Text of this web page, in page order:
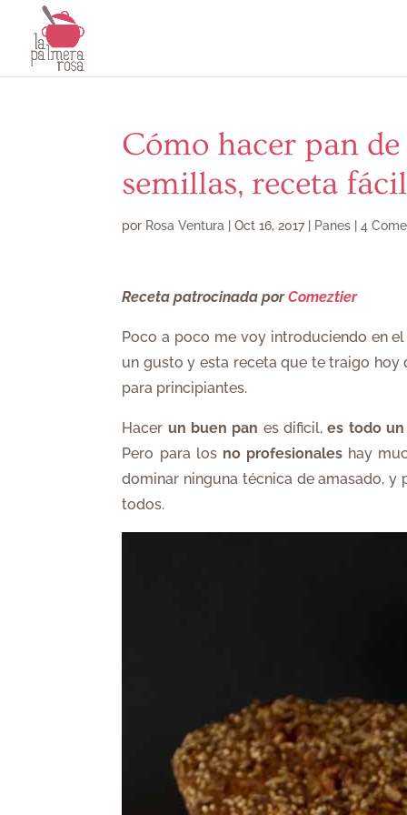
Cómo hacer pan
semillas, receta fácil
por Rosa Ventura |Oct 16, 2017| Panes |4
​Receta patrocinada porComeztier
Poco a poco me voy introduciendo en
un gusto y esta receta que te traigo hoy
para principiantes.
Hacer un buen pan es dificil,es todo
Pero para los no profesionaleshay
dominar ninguna técnica de amasado, ​​y
todos.